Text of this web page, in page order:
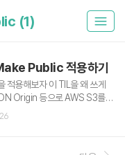
(1)
Public 적용하기
용해보자 이 TIL을 왜 쓰게
Origin 등으로 AWS S3를
있지 않고, AWS Console에
로드된 Object를 외부에 공개
소스로 접근을 하면 404나 4